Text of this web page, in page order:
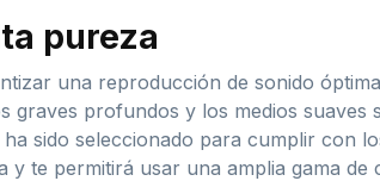
pureza
una reproducción de sonido
graves profundos y los medios
sido seleccionado para cumplir con
te permitirá usar una amplia gama